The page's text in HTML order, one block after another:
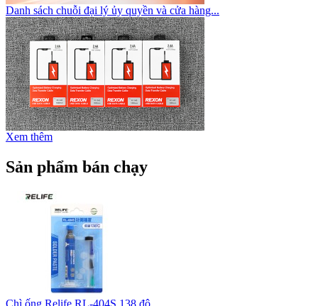
Danh sách chuỗi đại lý ủy quyền và cửa hàng...
Xem thêm
Sản phẩm bán chạy